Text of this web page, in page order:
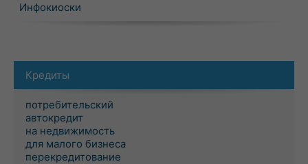
Инфокиоски
Кредиты
потребительский
автокредит
на недвижимость
для малого бизнеса
перекредитование